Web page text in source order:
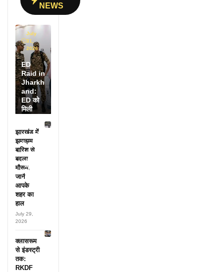
NEWS
July
31,
2026
ED
Raid in
Jharkh
and:
ED को
मिली
25
अफसरों
के नाम,
हर महीने
पहुंचते थे
लाखों!
झारखंड में
झमाझम
बारिश से
बदला
मौसम,
जानें
आपके
शहर का
हाल
July 29,
2026
क्लासरूम
से इंडस्ट्री
तक:
RKDF